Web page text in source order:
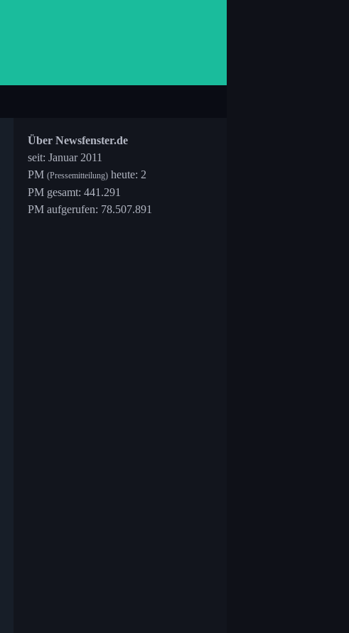
Über Newsfenster.de
seit: Januar 2011
PM (Pressemitteilung) heute: 2
PM gesamt: 441.291
PM aufgerufen: 78.507.891